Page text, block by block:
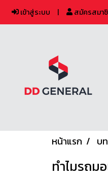
เข้าสู่ระบบ สมัครสมา
หน้าแรก บ
ทำไมรถม